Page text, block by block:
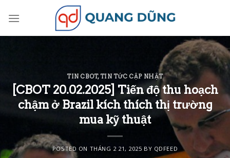
TIN CBOT,TIN TỨC CẬP NHẬT
[CBOT 20.02.2025] Tiến độ thu hoạch
chậm ở Brazil kích thích thị trường
mua kỹ thuật
POSTED ON THÁNG 2 21, 2025 BY QDFEED